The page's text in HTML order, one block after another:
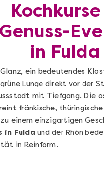
Genuss-
in Fulda
Glanz, ein bedeutendes
Lunge direkt vor der
mit Tiefgang. Die
fränkische, thüringische
zu einem einzigartigen
in Fuldaund der Rhön
in Reinform.